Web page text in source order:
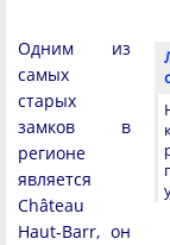
Одним из
самых
старых
замков в
регионе
является
Château
Haut-Barr, он